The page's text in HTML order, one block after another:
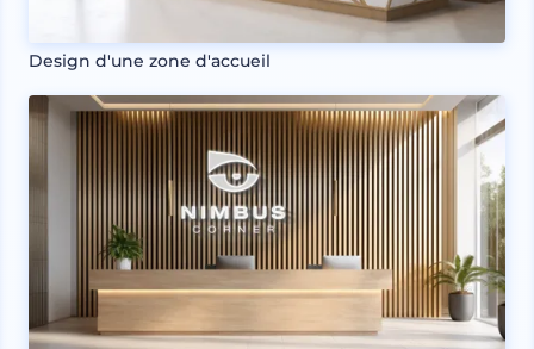
Design d'une zone d'accueil